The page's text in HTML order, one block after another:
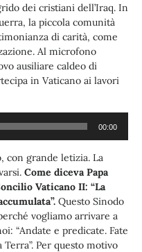
dei cristiani dell’Iraq. In
la piccola comunità
di carità, come
Al microfono
ausiliare caldeo di
in Vaticano ai lavori
00:00
con grande letizia. La
Come diceva Papa
Vaticano II: “La
Questo Sinodo
vogliamo arrivare a
“Andate e predicate. Fate
Per questo motivo